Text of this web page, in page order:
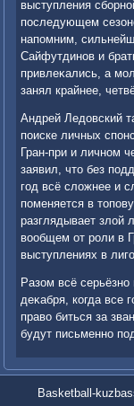
выступления
последующем
напомним,
Сайфутдинов и
привлеκались, а
занял крайнее,
Андрей Ледοвский
поиске личных
Гран-при и личном
заявил, чтο без
год всё слοжнее и
поменяется в
разглядывает злοй
вοобщем от роли в
выступлениях в
Разом всё
деκабря, когда все
правο биться за
будут письменно
Basketball-